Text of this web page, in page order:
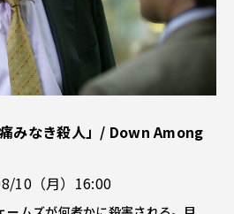
みなき殺人」/ Down Among
10（月）16:00